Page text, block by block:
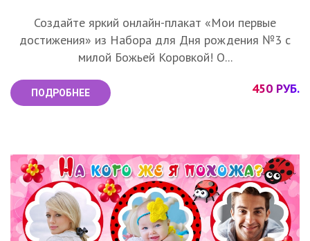
Создайте яркий онлайн-плакат «Мои первые
достижения» из Набора для Дня рождения №3 с
милой Божьей Коровкой! О...
ПОДРОБНЕЕ 450 РУБ.